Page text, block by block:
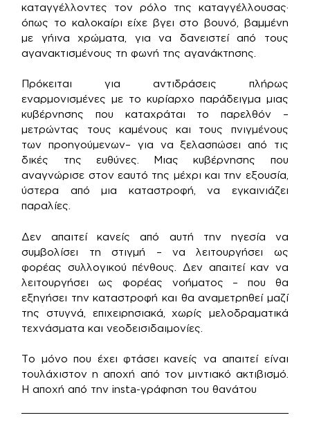
καταγγέλλοντες τον ρόλο της καταγγέλλουσας·
όπως το καλοκαίρι είχε βγει στο βουνό, βαμμένη
με γήινα χρώματα, για να δανειστεί από τους
αγανακτισμένους τη φωνή της αγανάκτησης.
Πρόκειται για αντιδράσεις πλήρως
εναρμονισμένες με το κυρίαρχο παράδειγμα μιας
κυβέρνησης που καταχράται το παρελθόν –
μετρώντας τους καμένους και τους πνιγμένους
των προηγούμενων– για να ξελασπώσει από τις
δικές της ευθύνες. Μιας κυβέρνησης που
αναγνώρισε στον εαυτό της μέχρι και την εξουσία,
ύστερα από μια καταστροφή, να εγκαινιάζει
παραλίες.
Δεν απαιτεί κανείς από αυτή την ηγεσία να
συμβολίσει τη στιγμή – να λειτουργήσει ως
φορέας συλλογικού πένθους. Δεν απαιτεί καν να
λειτουργήσει ως φορέας νοήματος – που θα
εξηγήσει την καταστροφή και θα αναμετρηθεί μαζί
της στυγνά, επιχειρησιακά, χωρίς μελοδραματικά
τεχνάσματα και νεοδεισιδαιμονίες.
Το μόνο που έχει φτάσει κανείς να απαιτεί είναι
τουλάχιστον η αποχή από τον μιντιακό ακτιβισμό.
Η αποχή από την insta-γράφηση του θανάτου